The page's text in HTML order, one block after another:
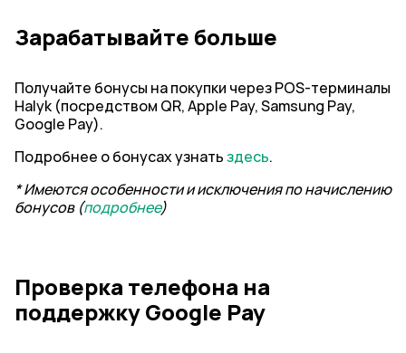
Зарабатывайте больше
Получайте бонусы на покупки через POS-терминалы
Halyk (посредством QR, Apple Pay, Samsung Pay,
Google Pay).
Подробнее о бонусах узнатьздесь.
* Имеются особенности и исключения по начислению
бонусов (подробнее)
Проверка телефона на
поддержку Google Pay